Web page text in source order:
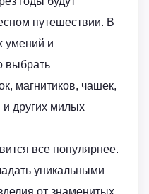
путешествии. В
умений и
выбрать
магнитиков, чашек,
и других милых
все популярнее.
уникальными